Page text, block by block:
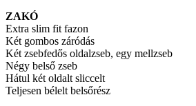
ZAKÓ
Extra slim fit fazon
Két gombos záródás
Két zsebfedős oldalzseb, egy mellzseb
Négy belső zseb
Hátul két oldalt sliccelt
Teljesen bélelt belsőrész